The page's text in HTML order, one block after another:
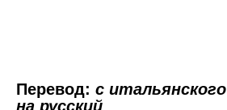
Перевод: с итальянского
на русский